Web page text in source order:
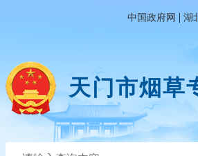
中国政府网 | 湖
天门市烟草